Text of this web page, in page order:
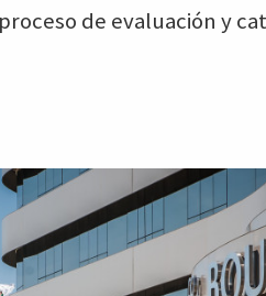
de evaluación y